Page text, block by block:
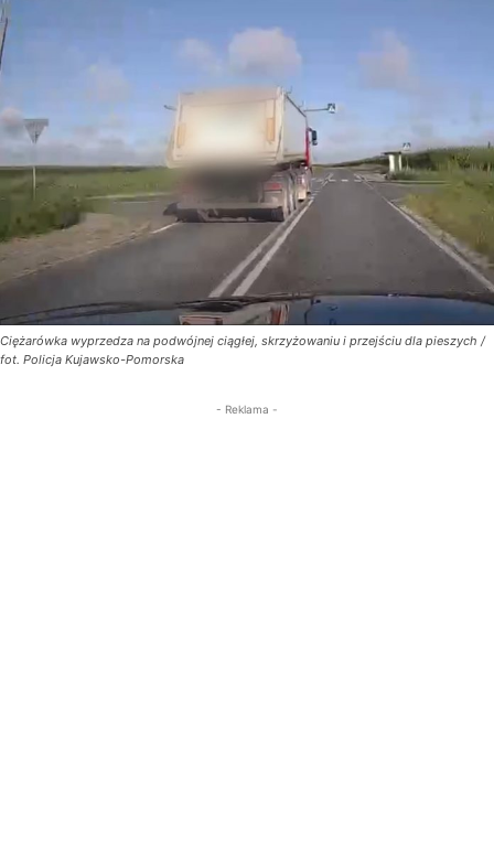
Ciężarówka wyprzedza na podwójnej ciągłej, skrzyżowaniu i przejściu dla pieszych /
fot. Policja Kujawsko-Pomorska
- Reklama -